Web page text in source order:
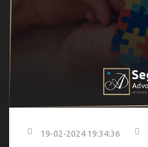
19-02-2024 19:34:36